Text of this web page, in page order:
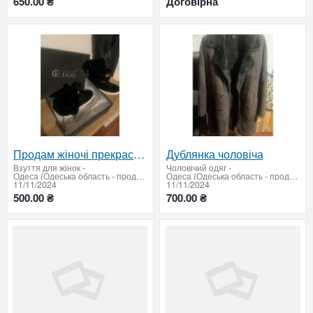
Продам жіночі прекрасні Черевики
Взуття для жінок-
Одеса (Одеська область - продати купити)
11/11/2024
500.00 ₴
Дублянка чоловіча
Чоловічий одяг-
Одеса (Одеська область - продати купити)
11/11/2024
700.00 ₴